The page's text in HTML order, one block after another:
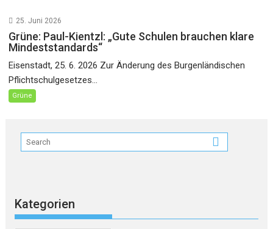
25. Juni 2026
Grüne: Paul-Kientzl: „Gute Schulen brauchen klare
Mindeststandards“
Eisenstadt, 25. 6. 2026 Zur Änderung des Burgenländischen
Pflichtschulgesetzes...
Grüne
Kategorien